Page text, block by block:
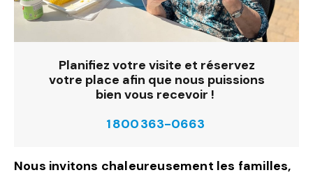
Planifiez votre visite et réservez
votre place afin que nous puissions
bien vous recevoir !
1 800 363-0663
Nous invitons chaleureusement les familles,